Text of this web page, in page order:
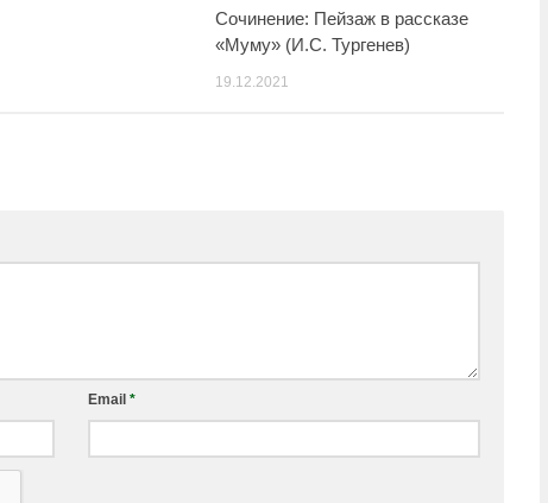
Сочинение: Пейзаж в рассказе
«Муму» (И.С. Тургенев)
19.12.2021
Email *